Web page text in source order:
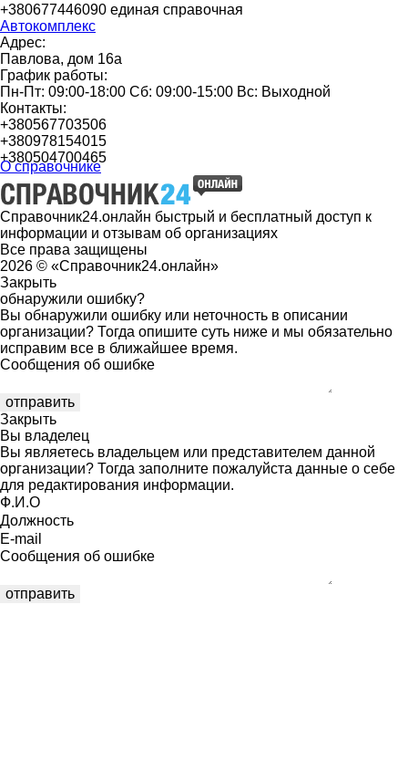
+380677446090 единая справочная
Автокомплекс
Адрес:
Павлова, дом 16а
График работы:
Пн-Пт: 09:00-18:00 Сб: 09:00-15:00 Вс: Выходной
Контакты:
+380567703506
+380978154015
+380504700465
О справочнике
Справочник24.онлайн быстрый и бесплатный доступ к
информации и отзывам об организациях
Все права защищены
2026 © «Справочник24.онлайн»
Закрыть
обнаружили ошибку?
Вы обнаружили ошибку или неточность в описании
организации? Тогда опишите суть ниже и мы обязательно
исправим все в ближайшее время.
Сообщения об ошибке
Закрыть
Вы владелец
Вы являетесь владельцем или представителем данной
организации? Тогда заполните пожалуйста данные о себе
для редактирования информации.
Ф.И.О
Должность
E-mail
Сообщения об ошибке